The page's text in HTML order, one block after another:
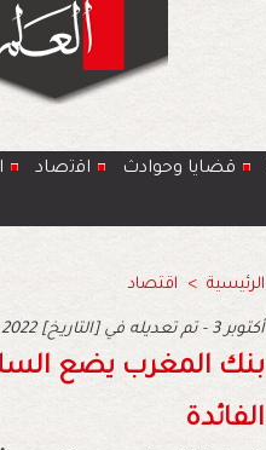
قضايا وحوادث اﻗﺗﺻﺎد
الرئيسية > اقتصاد
2022 أكتوبر 3 - تم تعديله في [التاريخ]
بنك المغرب يضع
الفائدة